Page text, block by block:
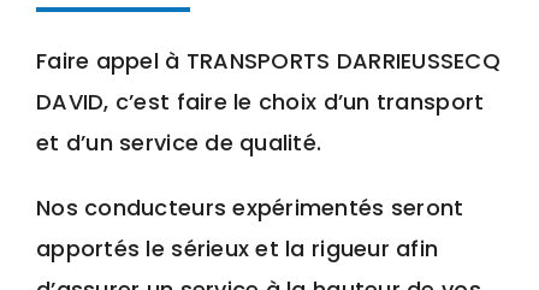
Faire appel à TRANSPORTS DARRIEUSSECQ
DAVID, c’est faire le choix d’un transport
et d’un service de qualité.
Nos conducteurs expérimentés seront
apportés le sérieux et la rigueur afin